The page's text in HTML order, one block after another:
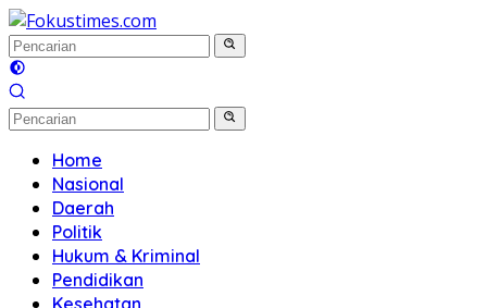
Langsung
ke
konten
Home
Nasional
Daerah
Politik
Hukum & Kriminal
Pendidikan
Kesehatan